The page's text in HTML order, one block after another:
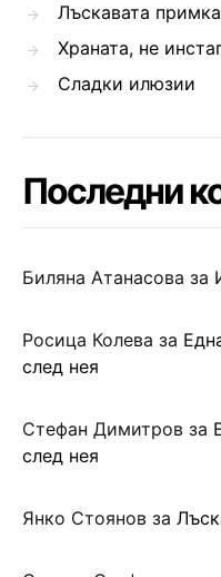
Лъскавата примка
Храната, не
Сладки илюзии
Последни
Биляна Атанасова за
Росица Колева за
след нея
Стефан Димитров за
след нея
Янко Стоянов за